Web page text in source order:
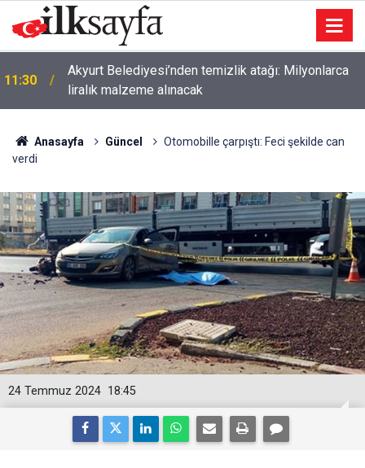
11:30
Akyurt Belediyesi’nden temizlik atağı: Milyonlarca
liralık malzeme alınacak
Anasayfa Güncel
Otomobille çarpıştı: Feci şekilde can
verdi
18:45
24 Temmuz 2024